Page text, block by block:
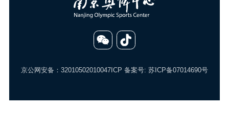
京公网安备：32010502010047ICP 备案号: 苏ICP备07014690号